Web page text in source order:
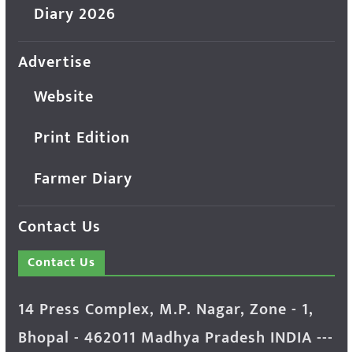
Diary 2026
Advertise
Website
Print Edition
Farmer Diary
Contact Us
Contact Us
14 Press Complex, M.P. Nagar, Zone - 1,
Bhopal - 462011 Madhya Pradesh INDIA ---